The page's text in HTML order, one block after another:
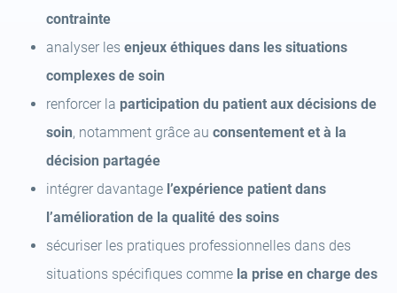
contrainte
analyser les enjeux éthiques dans les situations
complexes de soin
renforcer la participation du patient aux décisions de
soin, notamment grâce au consentement et à la
décision partagée
intégrer davantage l’expérience patient dans
l’amélioration de la qualité des soins
sécuriser les pratiques professionnelles dans des
situations spécifiques comme la prise en charge des